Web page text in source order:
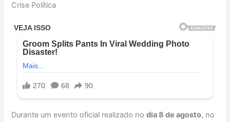
Crise Política
Durante um evento oficial realizado nodia 8 de agosto, no